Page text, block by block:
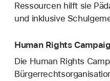
Ressourcen hilft sie
und inklusive
Human Rights
Die Human Rights